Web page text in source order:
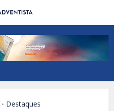
• Destaques